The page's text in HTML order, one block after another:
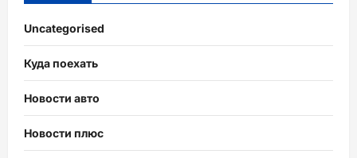
Uncategorised
Куда поехать
Новости авто
Новости плюс